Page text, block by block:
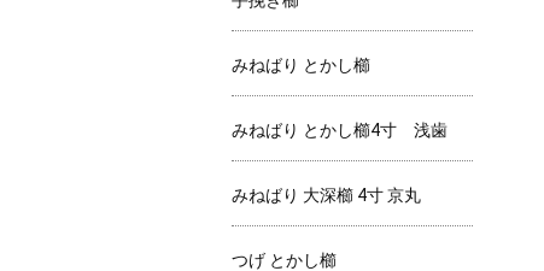
みねばり とかし櫛
みねばり とかし櫛4寸 浅歯
みねばり 大深櫛 4寸 京丸
つげ とかし櫛